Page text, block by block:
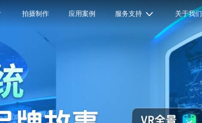
拍摄制作 应用案例 服务支持 关于我们